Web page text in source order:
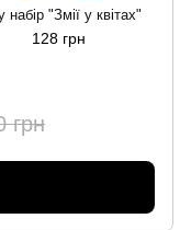
набір "Змії у квітах"
128 грн
грн